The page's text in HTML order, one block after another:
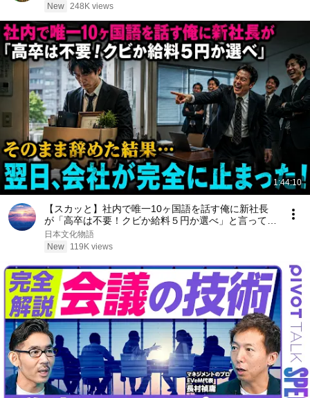
New 248K views
1:44:10
【スカッと】社内で唯一10ヶ国語を話す俺に新社長
が「高卒は不要！クビか給料５円か選べ」と言ってき
た。そのまま辞めた結果
日本文化物語
New
119K views